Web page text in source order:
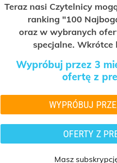
Teraz nasi Czytelnicy
ranking "100
oraz w wybranych
specjalne. Wkrótce
Wypróbuj przez 3
ofertę z
WYPRÓBUJ
OFERTY Z
Masz